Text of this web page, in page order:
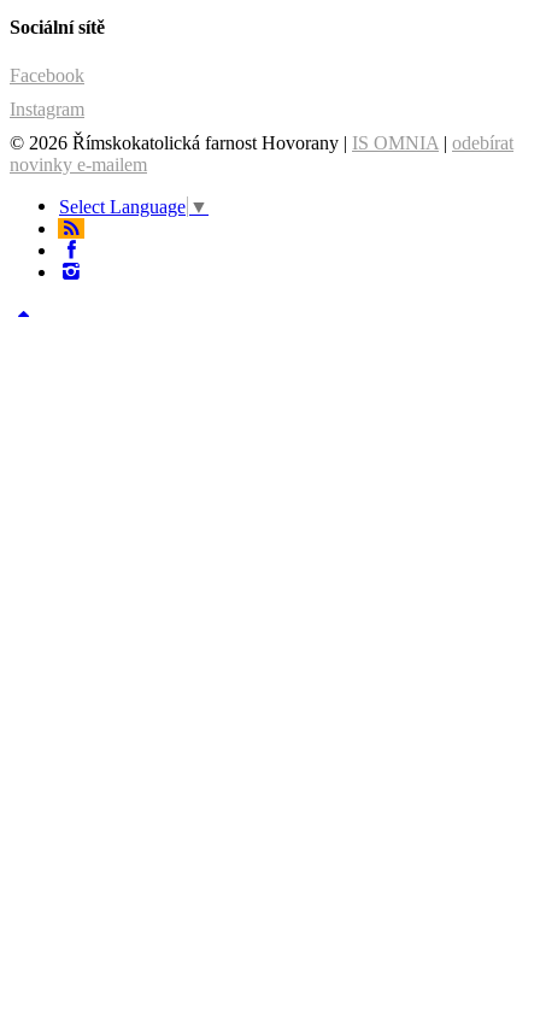
Sociální sítě
Facebook
Instagram
© 2026 Římskokatolická farnost Hovorany | IS OMNIA | odebírat
novinky e-mailem
Select Language ▼